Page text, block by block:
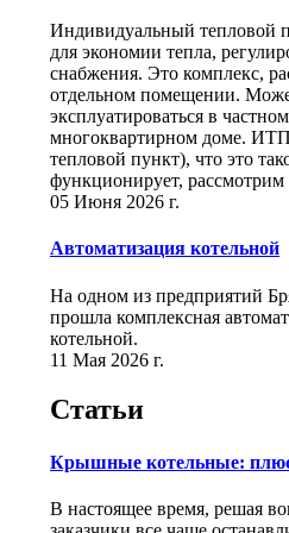
Индивидуальный тепловой
для экономии тепла,
снабжения. Это комплекс,
отдельном помещении.
эксплуатироваться в
многоквартирном доме.
тепловой пункт), что это
функционирует, рассмотрим
05 Июня 2026 г.
Автоматизация котельной
На одном из предприятий
прошла комплексная
котельной.
11 Мая 2026 г.
Статьи
Крышные котельные:
В настоящее время, решая